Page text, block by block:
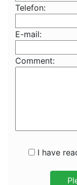
Telefon:
E-mail:
Comment:
I have